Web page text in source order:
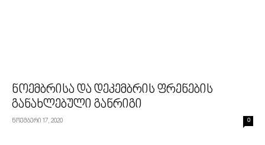
ნოემბრისა და დეკემბრის ფრენების
განახლებული განრიგი
ნოემბერი 17, 2020 0